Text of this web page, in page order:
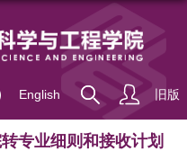
English 旧版
专业细则和接收计划